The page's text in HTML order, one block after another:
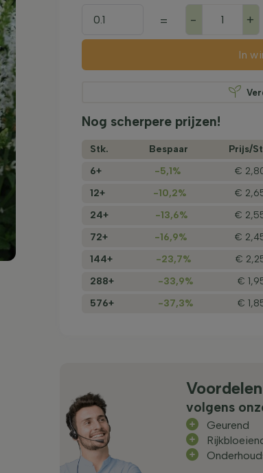
= - +
In
Nog scherpere prijzen!
Stk. Bespaar
Prijs/­
6+
-5,1%
€
12+
-10,2%
€
24+
-13,6%
€
72+
-16,9%
€
144+
-23,7%
€
288+
-33,9%
€
576+
-37,3% €
Voordelen
volgens
Geurend